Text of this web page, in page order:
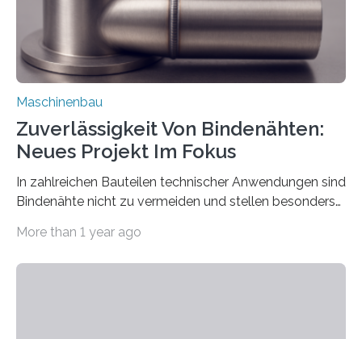
Maschinenbau
Zuverlässigkeit Von Bindenähten:
Neues Projekt Im Fokus
In zahlreichen Bauteilen technischer Anwendungen sind
Bindenähte nicht zu vermeiden und stellen besonders
Matrixmaterials eine große Herausforderung dar.
More than 1 year ago